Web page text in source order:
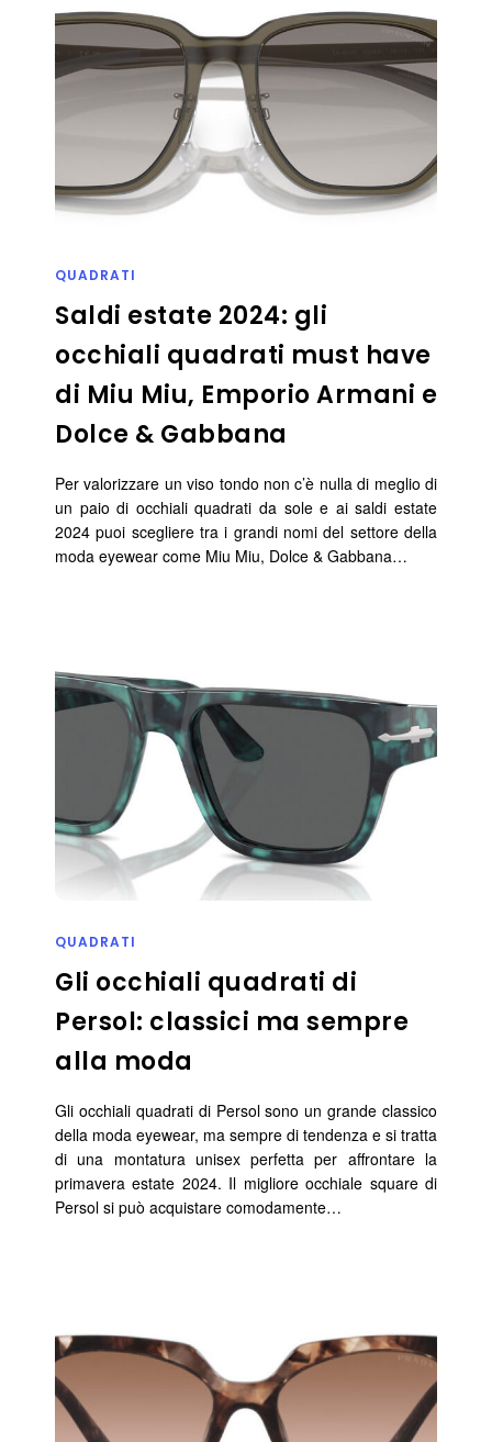
QUADRATI
Saldi estate 2024: gli
occhiali quadrati must have
di Miu Miu, Emporio Armani e
Dolce & Gabbana
Per valorizzare un viso tondo non c’è nulla di meglio di
un paio di occhiali quadrati da sole e ai saldi estate
2024 puoi scegliere tra i grandi nomi del settore della
moda eyewear come Miu Miu, Dolce & Gabbana…
QUADRATI
Gli occhiali quadrati di
Persol: classici ma sempre
alla moda
Gli occhiali quadrati di Persol sono un grande classico
della moda eyewear, ma sempre di tendenza e si tratta
di una montatura unisex perfetta per affrontare la
primavera estate 2024. Il migliore occhiale square di
Persol si può acquistare comodamente…